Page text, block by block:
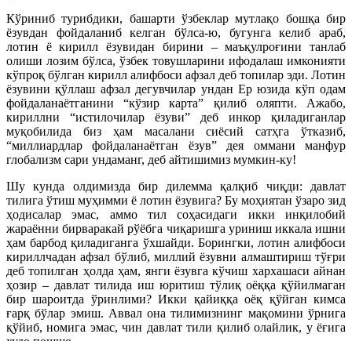
Кўриниб турибдики, башарти ўзбеклар мутлақо бошқа бир
ёзувдан фойдаланиб келган бўлса-ю, бугунга келиб араб,
лотин ё кирилл ёзувидан бирини – маъқулроғини танлаб
олиши лозим бўлса, ўзбек товушларини ифодалаш имконияти
кўпроқ бўлган кирилл алифбоси афзал деб топилар эди. Лотин
ёзувини қўллаш афзал дегувчилар ундан Ер юзида кўп одам
фойдаланаётганини “кўзир карта” қилиб оляпти. Ажабо,
кириллни “истилочилар ёзуви” деб инкор қиладиганлар
муқобилида биз ҳам масалани сиёсий сатҳга ўтказиб,
“миллиардлар фойдаланаётган ёзув” дея оммани манфур
глобализм сари ундаманг, деб айтишимиз мумкин-ку!
Шу кунда олдимизда бир дилемма қалқиб чиқди: давлат
тилига ўтиш муҳимми ё лотин ёзувига? Бу моҳиятан ўзаро зид
ҳодисалар эмас, аммо тил соҳасидаги икки инқилобий
жараённи бирваракай рўёбга чиқаришга уриниш иккала ишни
ҳам барбод қиладиганга ўхшайди. Борингки, лотин алифбоси
кириллчадан афзал бўлиб, миллий ёзувни алмаштириш тўғри
деб топилган ҳолда ҳам, янги ёзувга кўчиш хархашаси айнан
ҳозир – давлат тилида иш юритиш тўлиқ оёққа қўйилмаган
бир шароитда ўринлими? Икки қайиққа оёқ қўйган кимса
ғарқ бўлар эмиш. Аввал она тилимизнинг мақомини ўрнига
қўйиб, номига эмас, чин давлат тили қилиб олайлик, у ёғига